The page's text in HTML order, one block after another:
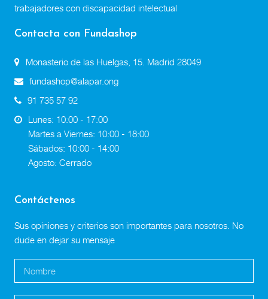
trabajadores con discapacidad intelectual
Contacta con Fundashop
Monasterio de las Huelgas, 15. Madrid 28049
fundashop@alapar.ong
91 735 57 92
Lunes: 10:00 - 17:00
Martes a Viernes: 10:00 - 18:00
Sábados: 10:00 - 14:00
Agosto: Cerrado
Contáctenos
Sus opiniones y criterios son importantes para nosotros. No
dude en dejar su mensaje